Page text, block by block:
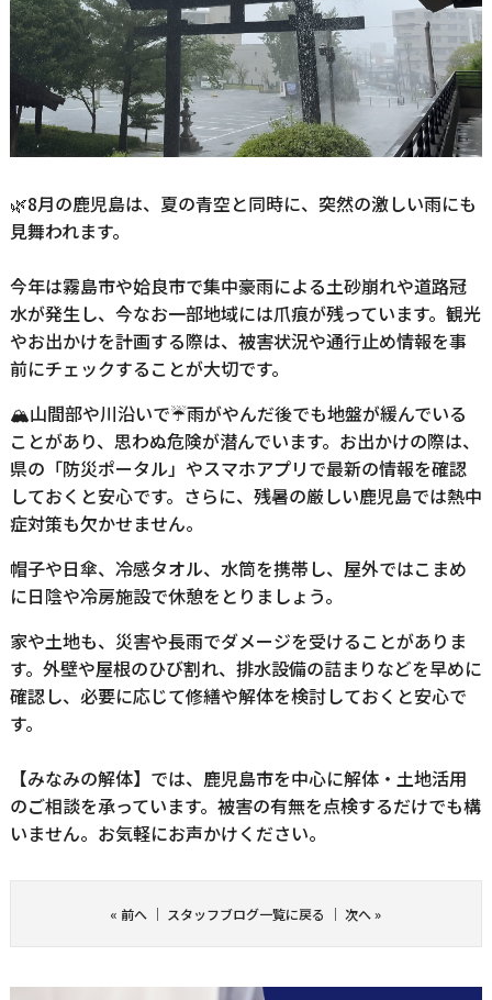
🌿8月の鹿児島は、夏の青空と同時に、突然の激しい雨にも
見舞われます。
今年は霧島市や姶良市で集中豪雨による土砂崩れや道路冠
水が発生し、今なお一部地域には爪痕が残っています。観光
やお出かけを計画する際は、被害状況や通行止め情報を事
前にチェックすることが大切です。
🏔山間部や川沿いで☔雨がやんだ後でも地盤が緩んでいる
ことがあり、思わぬ危険が潜んでいます。お出かけの際は、
県の「防災ポータル」やスマホアプリで最新の情報を確認
しておくと安心です。さらに、残暑の厳しい鹿児島では熱中
症対策も欠かせません。
帽子や日傘、冷感タオル、水筒を携帯し、屋外ではこまめ
に日陰や冷房施設で休憩をとりましょう。
家や土地も、災害や長雨でダメージを受けることがありま
す。外壁や屋根のひび割れ、排水設備の詰まりなどを早めに
確認し、必要に応じて修繕や解体を検討しておくと安心で
す。
【みなみの解体】では、鹿児島市を中心に解体・土地活用
のご相談を承っています。被害の有無を点検するだけでも構
いません。お気軽にお声かけください。
« 前へ ｜ スタッフブログ一覧に戻る ｜次へ»